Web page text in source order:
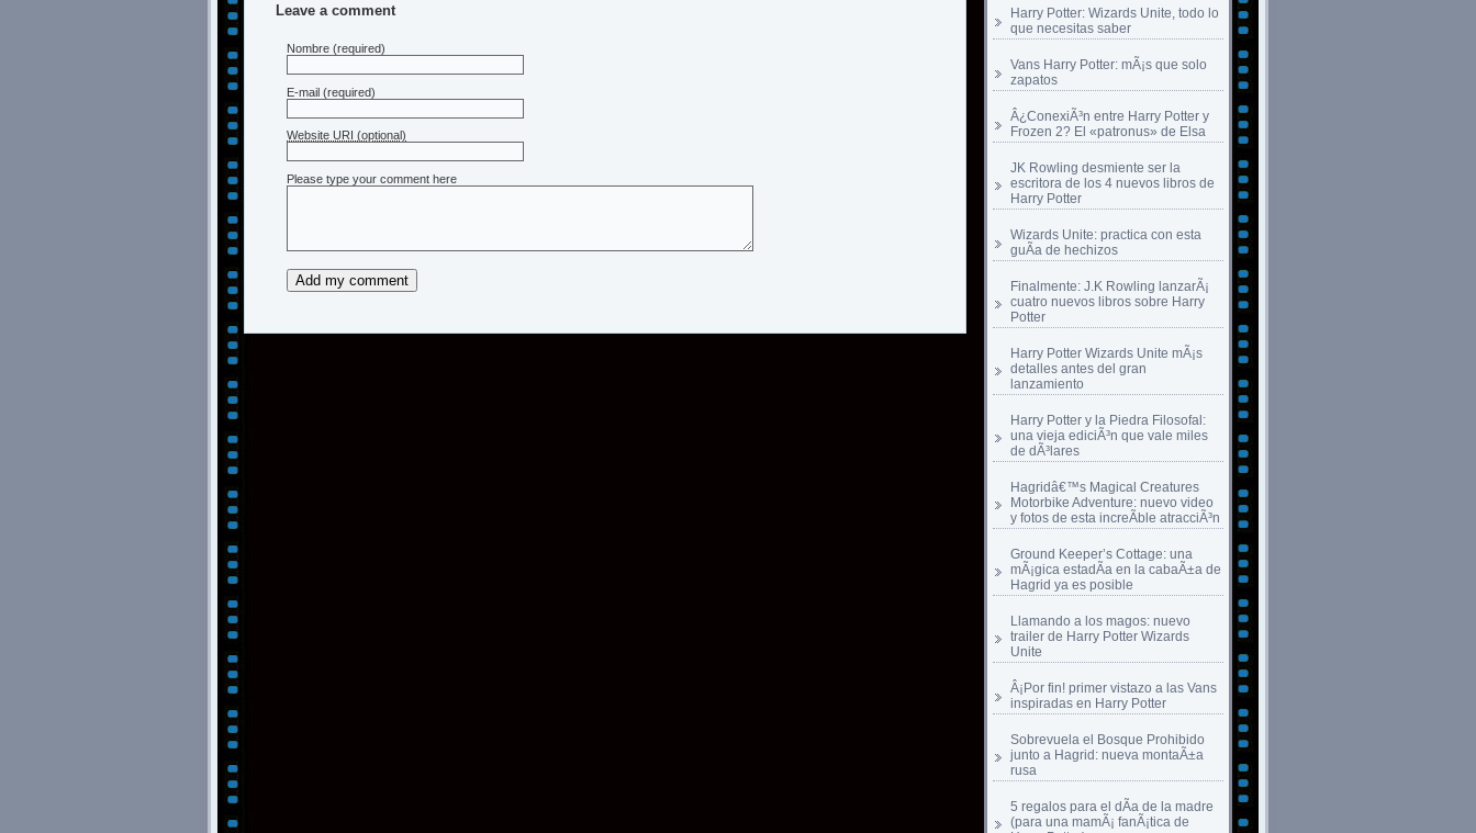
Harry Potter: Wizards Unite, todo lo
que necesitas saber
Vans Harry Potter: mÃ¡s que solo
zapatos
Â¿ConexiÃ³n entre Harry Potter y
Frozen 2? El «patronus» de Elsa
JK Rowling desmiente ser la
escritora de los 4 nuevos libros de
Harry Potter
Wizards Unite: practica con esta
guÃ­a de hechizos
Finalmente: J.K Rowling lanzarÃ¡
cuatro nuevos libros sobre Harry
Potter
Harry Potter Wizards Unite mÃ¡s
detalles antes del gran
lanzamiento
Harry Potter y la Piedra Filosofal:
una vieja ediciÃ³n que vale miles
de dÃ³lares
Hagridâ€™s Magical Creatures
Motorbike Adventure: nuevo video
y fotos de esta increÃ­ble atracciÃ³n
Ground Keeper’s Cottage: una
mÃ¡gica estadÃ­a en la cabaÃ±a de
Hagrid ya es posible
Llamando a los magos: nuevo
trailer de Harry Potter Wizards
Unite
Â¡Por fin! primer vistazo a las Vans
inspiradas en Harry Potter
Sobrevuela el Bosque Prohibido
junto a Hagrid: nueva montaÃ±a
rusa
5 regalos para el dÃ­a de la madre
(para una mamÃ¡ fanÃ¡tica de
Leave a comment
Nombre (required)
E-mail (required)
Website URI (optional)
Please type your comment here